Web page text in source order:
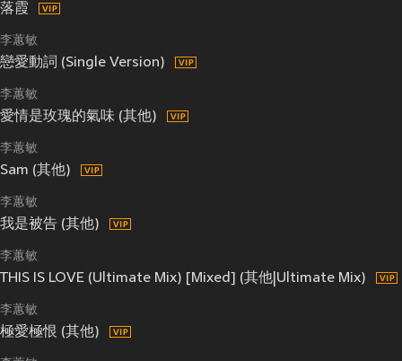
落霞
李蕙敏
戀愛動詞 (Single Version)
李蕙敏
愛情是玫瑰的氣味 (其他)
李蕙敏
Sam (其他)
李蕙敏
我是被告 (其他)
李蕙敏
THIS IS LOVE (Ultimate Mix) [Mixed] (其他|Ultimate Mix)
李蕙敏
極愛極恨 (其他)